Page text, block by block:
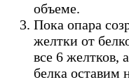
объеме.
Пока опара
желтки от
все 6 желтков,
белка оставим